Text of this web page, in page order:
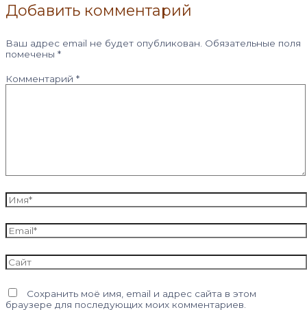
Добавить комментарий
Ваш адрес email не будет опубликован. Обязательные поля
помечены *
Комментарий *
Имя*
Email*
Сайт
Сохранить моё имя, email и адрес сайта в этом
браузере для последующих моих комментариев.